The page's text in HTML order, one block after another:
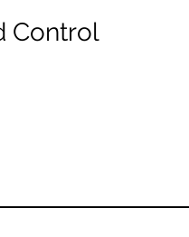
Control